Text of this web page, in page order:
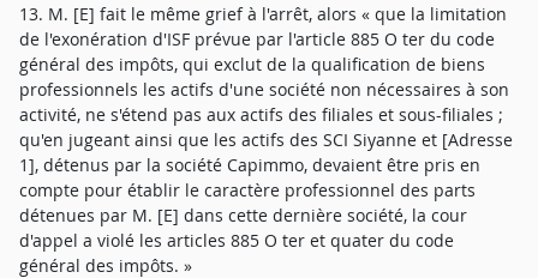
13. M. [E] fait le même grief à l'arrêt, alors « que la limitation
de l'exonération d'ISF prévue par l'article 885 O ter du code
général des impôts, qui exclut de la qualification de biens
professionnels les actifs d'une société non nécessaires à son
activité, ne s'étend pas aux actifs des filiales et sous-filiales ;
qu'en jugeant ainsi que les actifs des SCI Siyanne et [Adresse
1], détenus par la société Capimmo, devaient être pris en
compte pour établir le caractère professionnel des parts
détenues par M. [E] dans cette dernière société, la cour
d'appel a violé les articles 885 O ter et quater du code
général des impôts. »